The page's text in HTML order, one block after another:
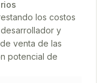
los costos
y
venta de las
potencial de